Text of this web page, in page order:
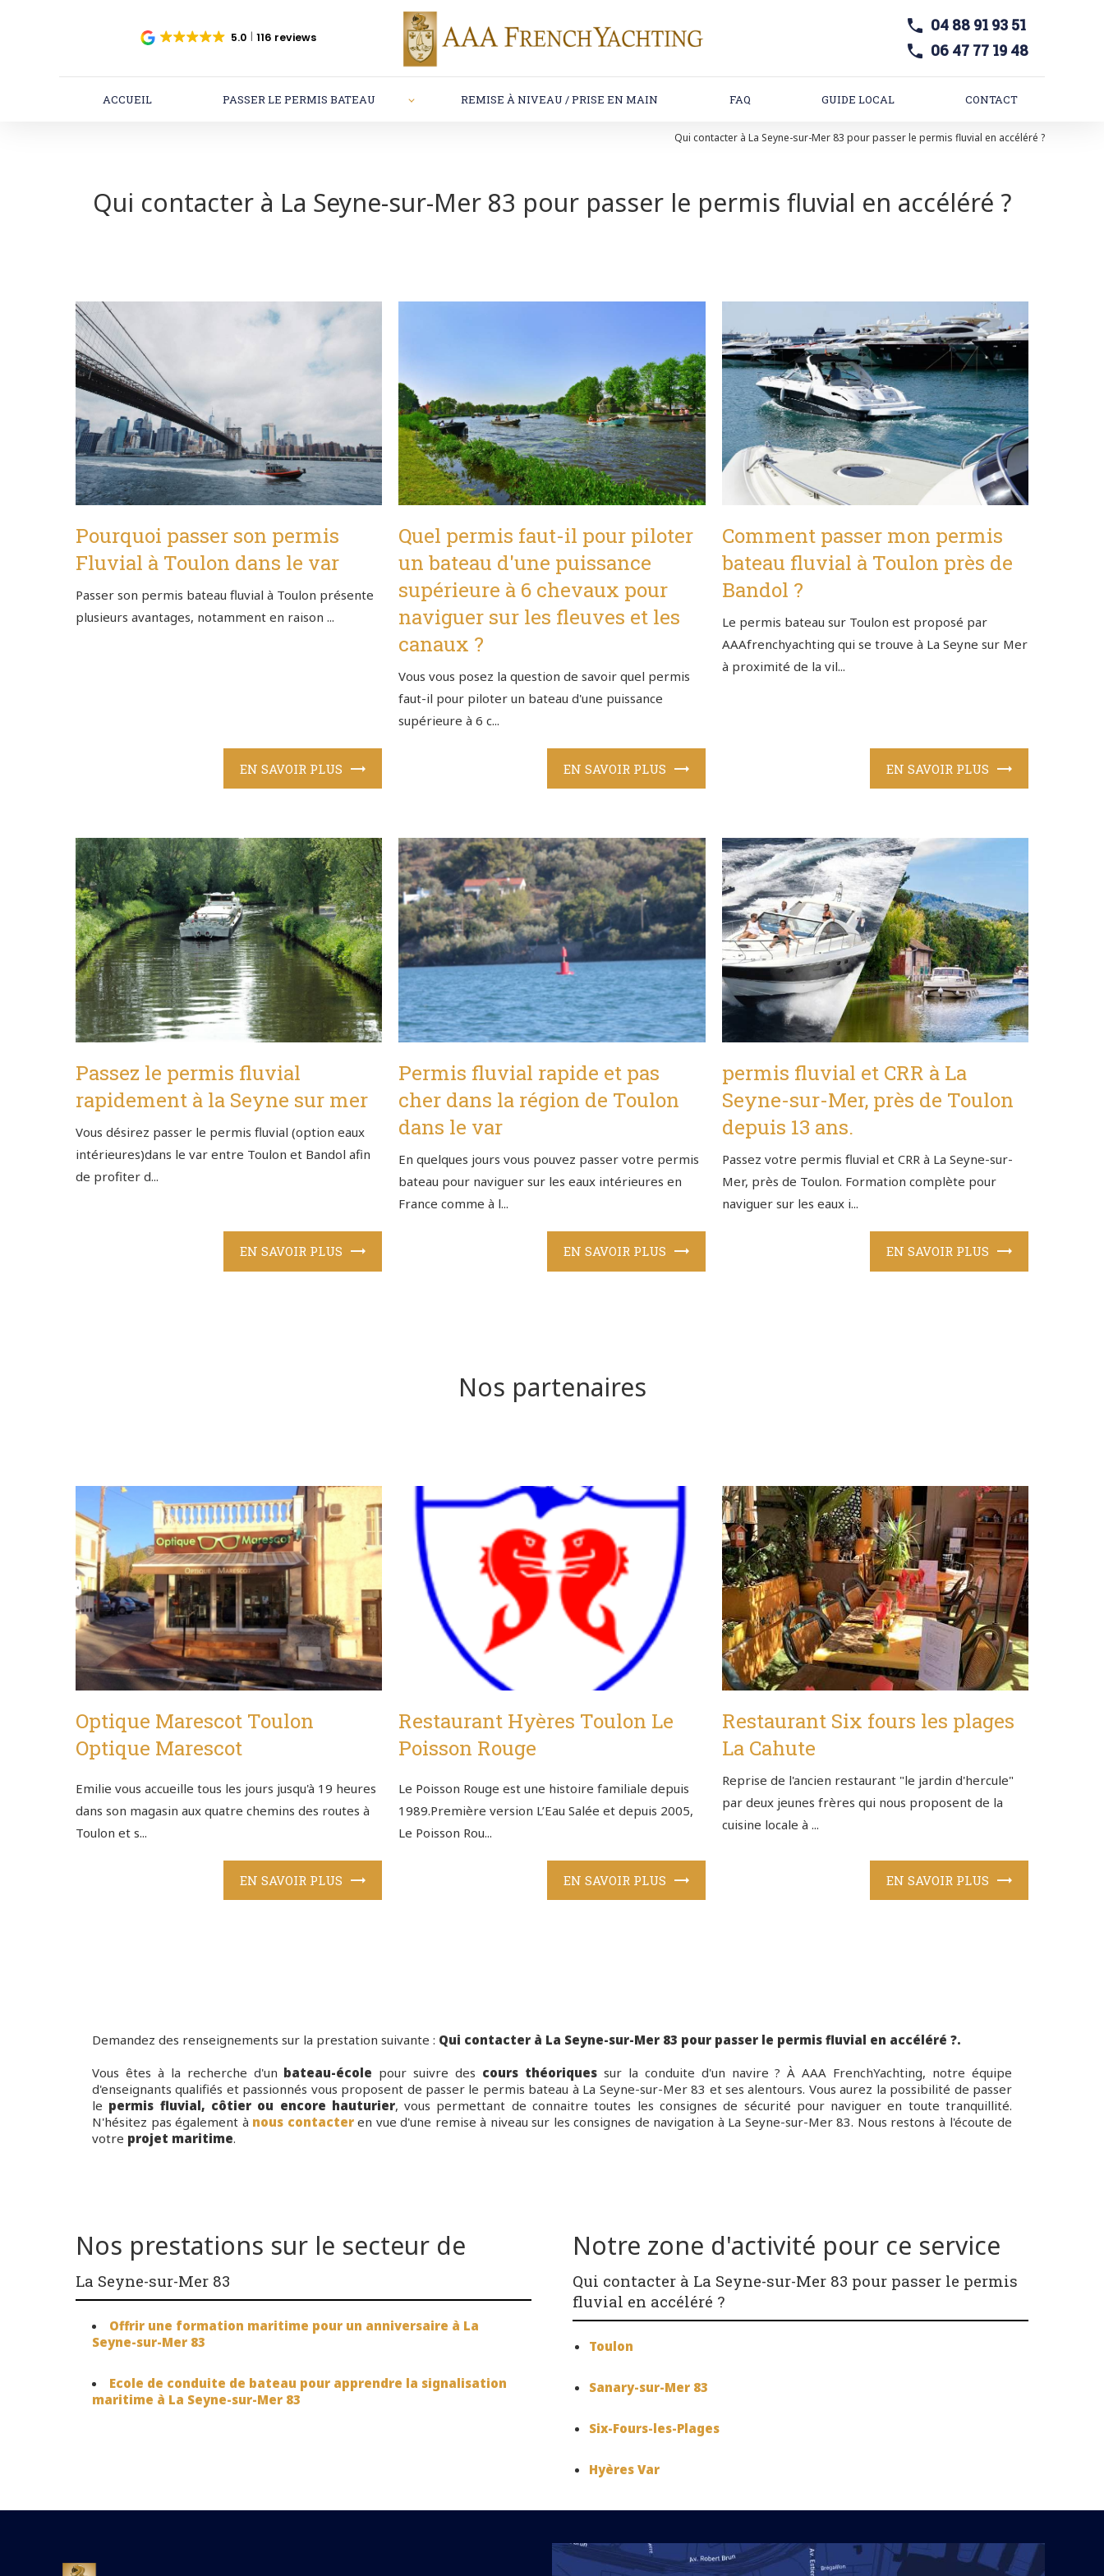
5.0 116 reviews
04 88 91 93 51
06 47 77 19 48
ACCUEIL PASSER LE PERMIS BATEAU REMISE À NIVEAU / PRISE EN MAIN FAQ GUIDE LOCAL CONTACT
Qui contacter à La Seyne-sur-Mer 83 pour passer le permis fluvial en accéléré ?
Qui contacter à La Seyne-sur-Mer 83 pour passer le permis fluvial en accéléré ?
Pourquoi passer son permis
Fluvial à Toulon dans le var
Passer son permis bateau fluvial à Toulon présente
plusieurs avantages, notamment en raison ...
EN SAVOIR PLUS
Quel permis faut-il pour piloter
un bateau d'une puissance
supérieure à 6 chevaux pour
naviguer sur les fleuves et les
canaux ?
Vous vous posez la question de savoir quel permis
faut-il pour piloter un bateau d'une puissance
supérieure à 6 c...
EN SAVOIR PLUS
Comment passer mon permis
bateau fluvial à Toulon près de
Bandol ?
Le permis bateau sur Toulon est proposé par
AAAfrenchyachting qui se trouve à La Seyne sur Mer
à proximité de la vil...
EN SAVOIR PLUS
Passez le permis fluvial
rapidement à la Seyne sur mer
Vous désirez passer le permis fluvial (option eaux
intérieures)dans le var entre Toulon et Bandol afin
de profiter d...
EN SAVOIR PLUS
Permis fluvial rapide et pas
cher dans la région de Toulon
dans le var
En quelques jours vous pouvez passer votre permis
bateau pour naviguer sur les eaux intérieures en
France comme à l...
EN SAVOIR PLUS
permis fluvial et CRR à La
Seyne-sur-Mer, près de Toulon
depuis 13 ans.
Passez votre permis fluvial et CRR à La Seyne-sur-
Mer, près de Toulon. Formation complète pour
naviguer sur les eaux i...
EN SAVOIR PLUS
Nos partenaires
Optique Marescot Toulon
Optique Marescot
Emilie vous accueille tous les jours jusqu'à 19 heures
dans son magasin aux quatre chemins des routes à
Toulon et s...
EN SAVOIR PLUS
Restaurant Hyères Toulon Le
Poisson Rouge
Le Poisson Rouge est une histoire familiale depuis
1989.Première version L’Eau Salée et depuis 2005,
Le Poisson Rou...
EN SAVOIR PLUS
Restaurant Six fours les plages
La Cahute
Reprise de l'ancien restaurant "le jardin d'hercule"
par deux jeunes frères qui nous proposent de la
cuisine locale à ...
EN SAVOIR PLUS
Demandez des renseignements sur la prestation suivante : Qui contacter à La Seyne-sur-Mer 83 pour passer le permis fluvial en accéléré ?.
Vous êtes à la recherche d'un bateau-école pour suivre des cours théoriques sur la conduite d'un navire ? À AAA FrenchYachting, notre équipe
d'enseignants qualifiés et passionnés vous proposent de passer le permis bateau à La Seyne-sur-Mer 83 et ses alentours. Vous aurez la possibilité de passer
le permis fluvial, côtier ou encore hauturier, vous permettant de connaitre toutes les consignes de sécurité pour naviguer en toute tranquillité.
N'hésitez pas également à nous contacteren vue d'une remise à niveau sur les consignes de navigation à La Seyne-sur-Mer 83. Nous restons à l'écoute de
votre projet maritime.
Nos prestations sur le secteur de
La Seyne-sur-Mer 83
Offrir une formation maritime pour un anniversaire à La
Seyne-sur-Mer 83
Ecole de conduite de bateau pour apprendre la signalisation
maritime à La Seyne-sur-Mer 83
Notre zone d'activité pour ce service
Qui contacter à La Seyne-sur-Mer 83 pour passer le permis
fluvial en accéléré ?
Toulon
Sanary-sur-Mer 83
Six-Fours-les-Plages
Hyères Var